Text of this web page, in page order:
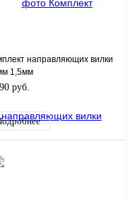
направляющих вилки
1,5мм
47x51x20)
руб.